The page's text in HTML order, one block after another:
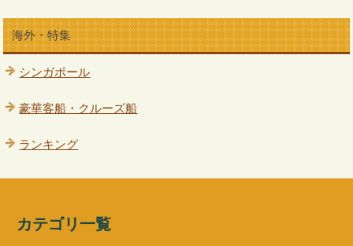
海外・特集
シンガポール
豪華客船・クルーズ船
ランキング
カテゴリ一覧